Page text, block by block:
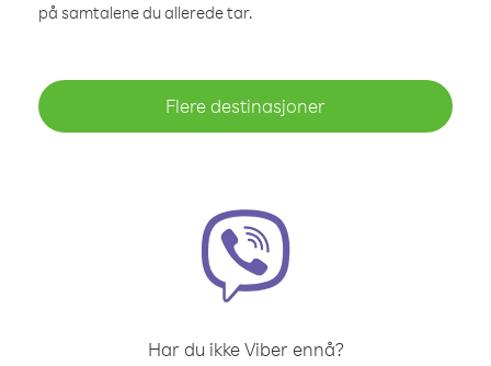
på samtalene du allerede tar.
Flere destinasjoner
Har du ikke Viber ennå?